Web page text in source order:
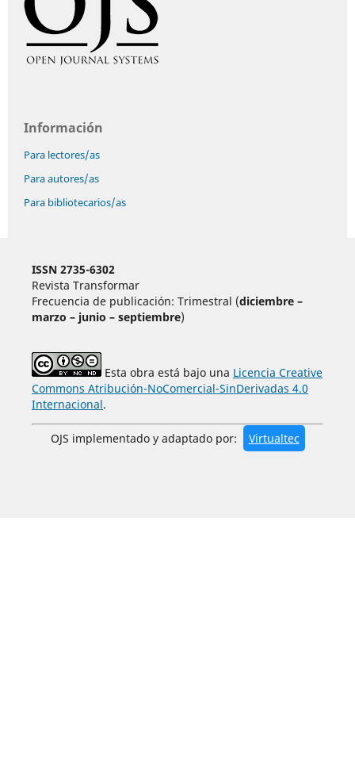
Información
Para lectores/as
Para autores/as
Para bibliotecarios/as
ISSN 2735-6302
Revista Transformar
Frecuencia de publicación: Trimestral (diciembre –
marzo – junio – septiembre)
Esta obra está bajo una Licencia Creative
Commons Atribución-NoComercial-SinDerivadas 4.0
Internacional.
OJS implementado y adaptado por: Virtualtec